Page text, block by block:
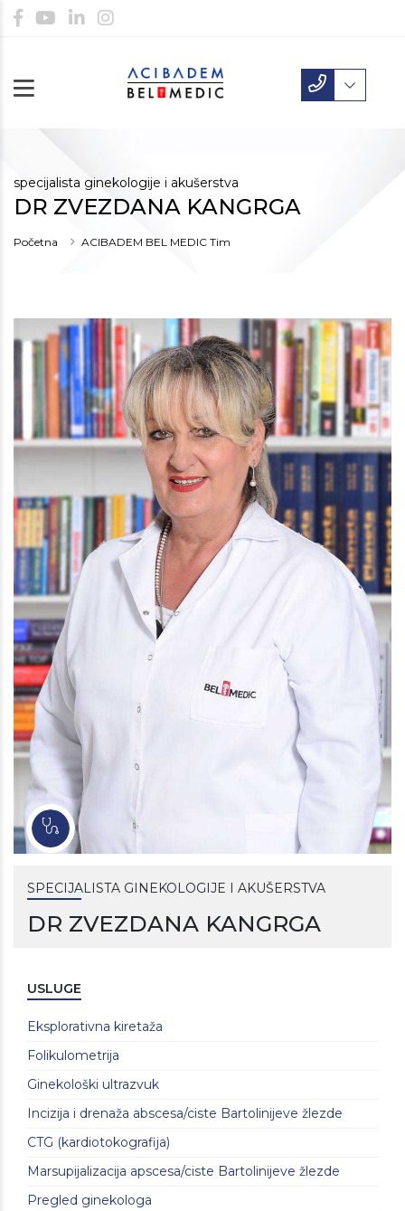
specijalista ginekologije i akušerstva
DR ZVEZDANA KANGRGA
Početna ACIBADEM BEL MEDIC Tim
SPECIJALISTA GINEKOLOGIJE I AKUŠERSTVA
DR ZVEZDANA KANGRGA
USLUGE
Eksplorativna kiretaža
Folikulometrija
Ginekološki ultrazvuk
Incizija i drenaža abscesa/ciste Bartolinijeve žlezde
CTG (kardiotokografija)
Marsupijalizacija apscesa/ciste Bartolinijeve žlezde
Pregled ginekologa